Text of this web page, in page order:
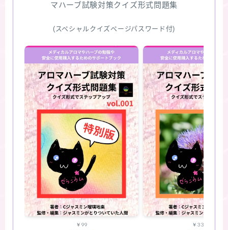
マハーブ試験対策クイズ形式問題集
(スペシャルクイズページパスワード付)
￥99 ￥330